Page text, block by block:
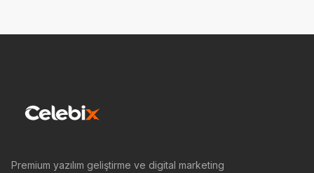
Premium yazılım geliştirme ve digital marketing